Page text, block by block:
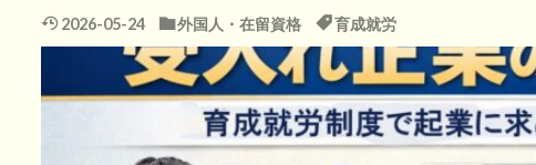
2026-05-24 外国人・在留資格 育成就労